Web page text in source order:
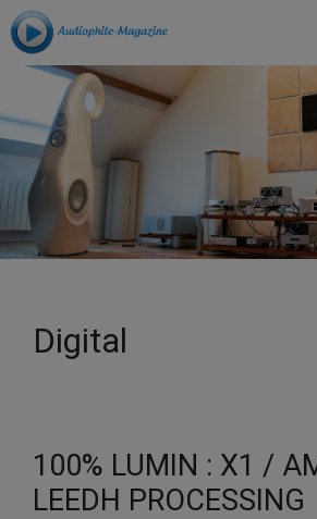
Aller
au
contenu
Digital
100% LUMIN : X1 /
LEEDH PROCESSING